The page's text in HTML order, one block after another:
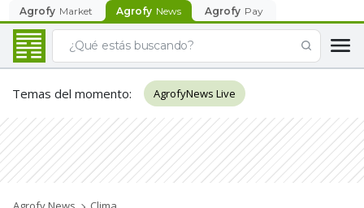
Agrofy Market Agrofy News Agrofy Pay
Temas del momento: AgrofyNews Live